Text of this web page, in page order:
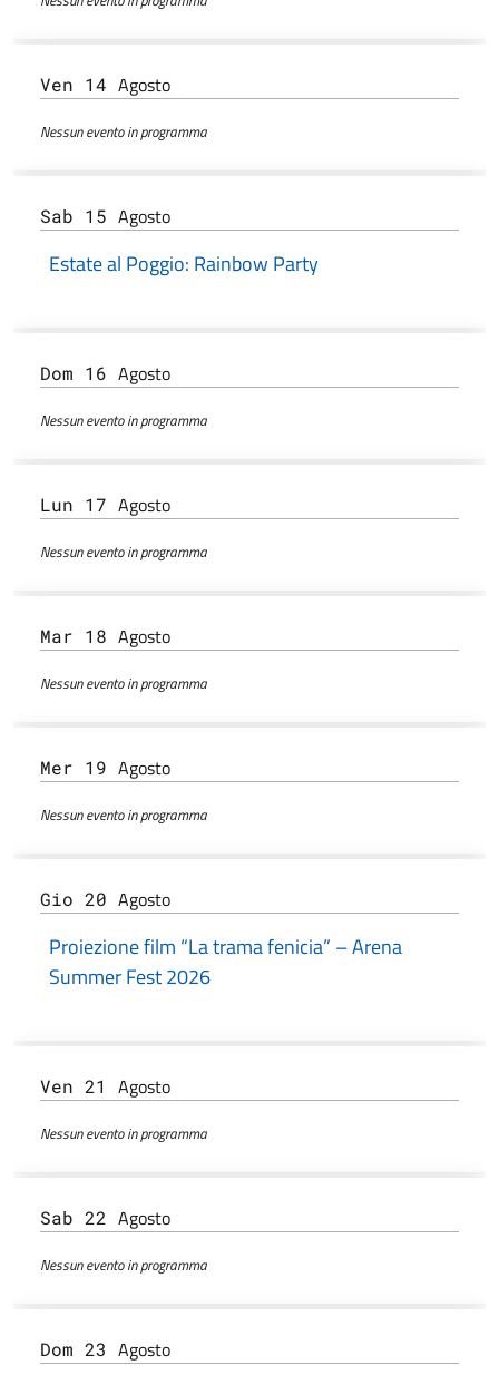
Ven 14 Agosto
Nessun evento in programma
Sab 15 Agosto
Estate al Poggio: Rainbow Party
Dom 16 Agosto
Nessun evento in programma
Lun 17 Agosto
Nessun evento in programma
Mar 18 Agosto
Nessun evento in programma
Mer 19 Agosto
Nessun evento in programma
Gio 20 Agosto
Proiezione film “La trama fenicia” – Arena
Summer Fest 2026
Ven 21 Agosto
Nessun evento in programma
Sab 22 Agosto
Nessun evento in programma
Dom 23 Agosto